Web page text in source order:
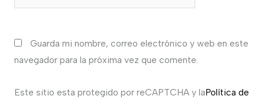
Guarda mi nombre, correo electrónico y web en este
navegador para la próxima vez que comente.
Este sitio esta protegido por reCAPTCHA y laPolítica de